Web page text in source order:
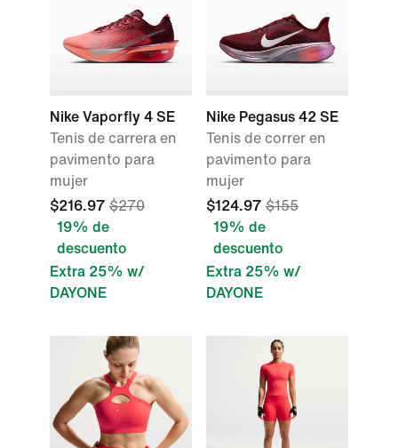
Nike Vaporfly 4 SE
Tenis de carrera en
pavimento para
mujer
$216.97 $270
19% de
descuento
Extra 25% w/
DAYONE
Nike Pegasus 42 SE
Tenis de correr en
pavimento para
mujer
$124.97 $155
19% de
descuento
Extra 25% w/
DAYONE